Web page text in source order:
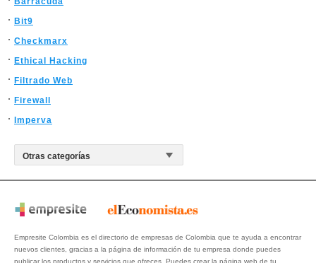
Bit9
Checkmarx
Ethical Hacking
Filtrado Web
Firewall
Imperva
Empresite Colombia es el directorio de empresas de Colombia que te ayuda a encontrar
nuevos clientes, gracias a la página de información de tu empresa donde puedes